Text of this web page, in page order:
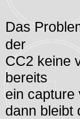
Das
der
CC2 keine
bereits
ein capture
dann bleibt